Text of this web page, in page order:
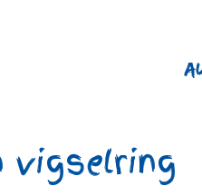
vigselring